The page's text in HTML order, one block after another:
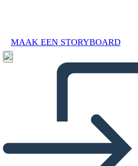
MAAK EEN STORYBOARD